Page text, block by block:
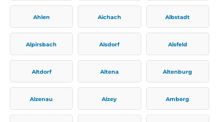
Ahlen Aichach Albstadt
Alpirsbach Alsdorf Alsfeld
Altdorf Altena Altenburg
Alzenau Alzey Amberg